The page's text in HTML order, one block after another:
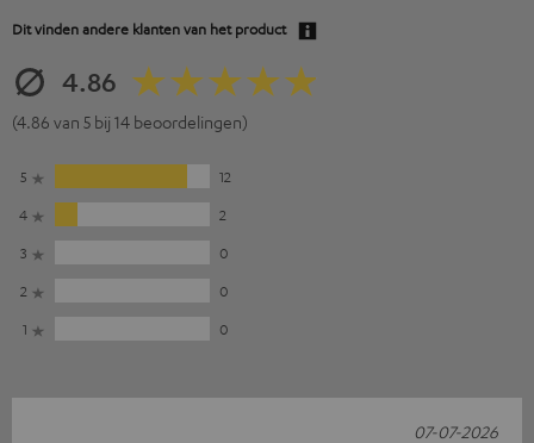
Dit vinden andere klanten van het product
4.86
(4.86 van 5 bij 14 beoordelingen)
5
12
4
2
3
0
2
0
1
0
07-07-2026